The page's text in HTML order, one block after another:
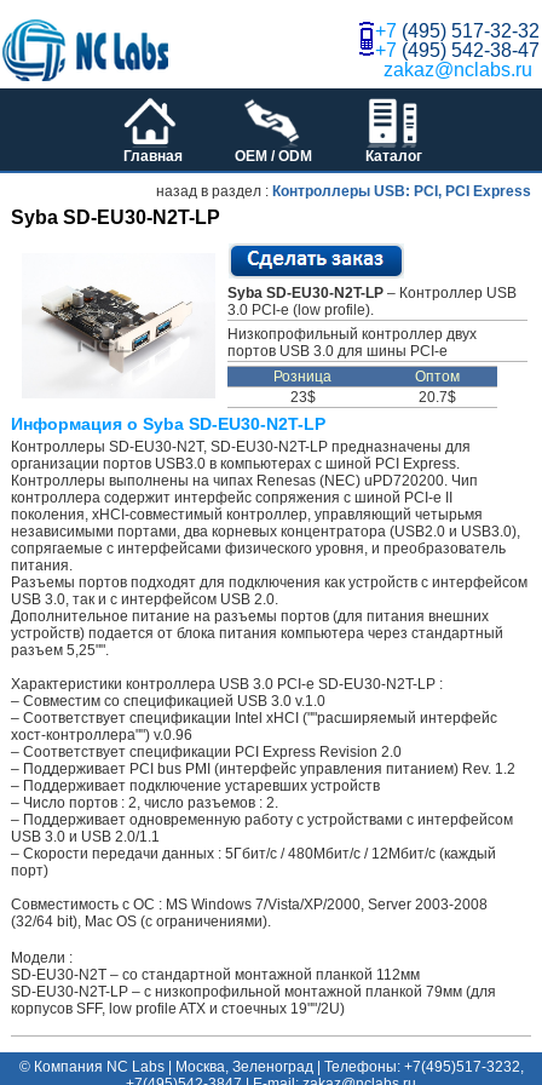
+7 (495) 517-32-32
+7 (495) 542-38-47
zakaz@nclabs.ru
Главная OEM / ODM Каталог
назад в раздел : Контроллеры USB: PCI, PCI Express
Syba SD-EU30-N2T-LP
Syba SD-EU30-N2T-LP– Контроллер USB
3.0 PCI-e (low profile).
Низкопрофильный контроллер двух
портов USB 3.0 для шины PCI-e
Розница
Оптом
23$
20.7$
Информация о Syba SD-EU30-N2T-LP
Контроллеры SD-EU30-N2T, SD-EU30-N2T-LP предназначены для
организации портов USB3.0 в компьютерах с шиной PCI Express.
Контроллеры выполнены на чипах Renesas (NEC) uPD720200. Чип
контроллера содержит интерфейс сопряжения с шиной PCI-e II
поколения, xHCI-совместимый контроллер, управляющий четырьмя
независимыми портами, два корневых концентратора (USB2.0 и USB3.0),
сопрягаемые с интерфейсами физического уровня, и преобразователь
питания.
Разъемы портов подходят для подключения как устройств с интерфейсом
USB 3.0, так и с интерфейсом USB 2.0.
Дополнительное питание на разъемы портов (для питания внешних
устройств) подается от блока питания компьютера через стандартный
разъем 5,25"".
Характеристики контроллера USB 3.0 PCI-e SD-EU30-N2T-LP :
– Cовместим со спецификацией USB 3.0 v.1.0
– Cоответствует спецификации Intel xHCI (""расширяемый интерфейс
хост-контроллера"") v.0.96
– Соответствует спецификации PCI Express Revision 2.0
– Поддерживает PCI bus PMI (интерфейс управления питанием) Rev. 1.2
– Поддерживает подключение устаревших устройств
– Число портов : 2, число разъемов : 2.
– Поддерживает одновременную работу с устройствами с интерфейсом
USB 3.0 и USB 2.0/1.1
– Скорости передачи данных : 5Гбит/с / 480Мбит/с / 12Мбит/с (каждый
порт)
Cовместимость с ОС : MS Windows 7/Vista/XP/2000, Server 2003-2008
(32/64 bit), Mac OS (c ограничениями).
Модели :
SD-EU30-N2T – со стандартной монтажной планкой 112мм
SD-EU30-N2T-LP – с низкопрофильной монтажной планкой 79мм (для
корпусов SFF, low profile ATX и стоечных 19""/2U)
© Компания NC Labs | Москва, Зеленоград | Телефоны: +7(495)517-3232,